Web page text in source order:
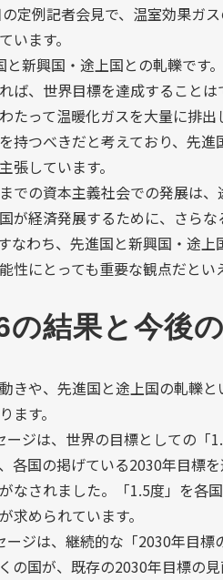
定例記者会見で、温室効果ガ
います。
と新興国・途上国との軋轢です
ば、世界目標を達成すること
たって温暖化ガスを大量に排
持つべきだと考えており、先
張しています。
での資本主義社会での発展は
が経済発展するために、さら
なわち、先進国と新興国・途
性にとっても重要な観点だとい
の結果と今後
きや、先進国と途上国の軋轢
ます。
ージは、世界の目標としての「
各国の掲げている2030年目標
なされました。「1.5度」を各
求められています。
ージは、継続的な「2030年目
の国が、既存の2030年目標の